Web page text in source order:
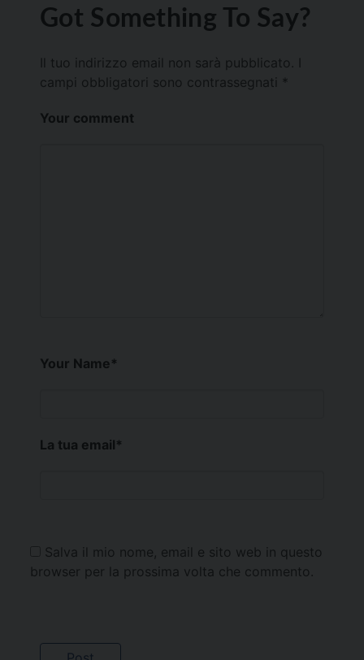
Got Something To Say?
Il tuo indirizzo email non sarà pubblicato.
campi obbligatori sono contrassegnati *
Your comment
Your Name*
La tua email*
Salva il mio nome, email e sito web in questo
browser per la prossima volta che commento.